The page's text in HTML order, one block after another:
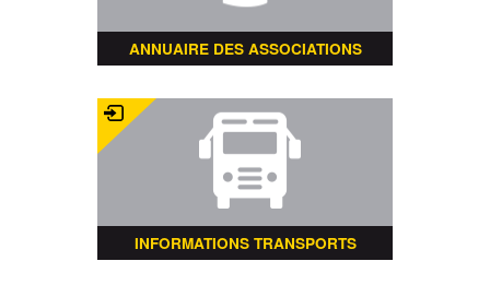
ANNUAIRE DES ASSOCIATIONS
INFORMATIONS TRANSPORTS